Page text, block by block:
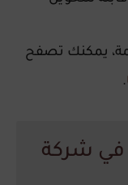
يمكنك تصفح
.
في شركة